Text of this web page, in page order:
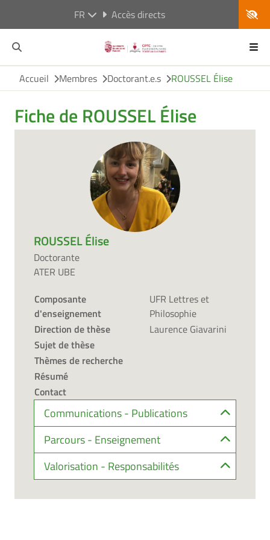
FR Accès directs
Accueil Membres Doctorant.e.s ROUSSEL Élise
Fiche de ROUSSEL Élise
ROUSSEL Élise
Doctorante
ATER UBE
Composante
d'enseignement
UFR Lettres et
Philosophie
Direction de thèse
Laurence Giavarini
Sujet de thèse
Thèmes de recherche
Résumé
Contact
Communications - Publications
Parcours - Enseignement
Valorisation - Responsabilités